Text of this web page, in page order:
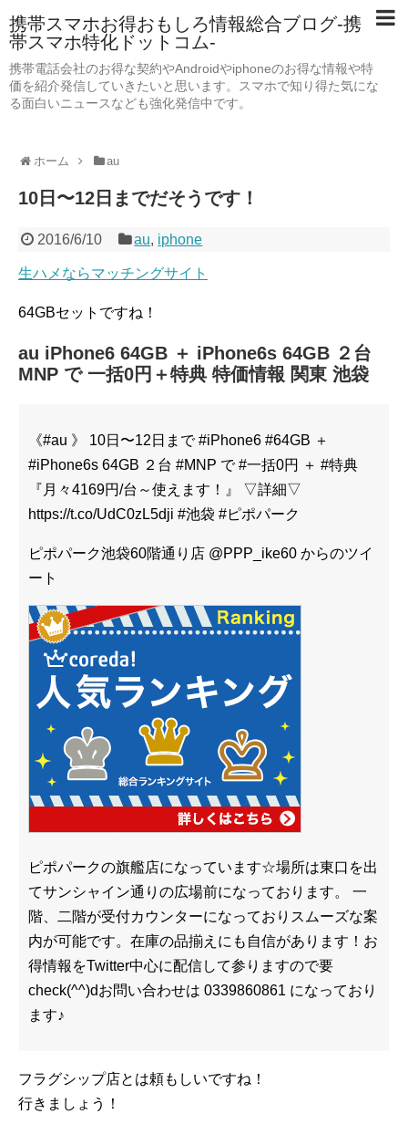
携帯スマホお得おもしろ情報総合ブログ-携
帯スマホ特化ドットコム-
携帯電話会社のお得な契約やAndroidやiphoneのお得な情報や特
価を紹介発信していきたいと思います。スマホで知り得た気にな
る面白いニュースなども強化発信中です。
ホーム au
10日〜12日までだそうです！
2016/6/10 au, iphone
生ハメならマッチングサイト
64GBセットですね！
au iPhone6 64GB ＋ iPhone6s 64GB ２台
MNP で 一括0円＋特典 特価情報 関東 池袋
《#au 》 10日〜12日まで #iPhone6 #64GB ＋
#iPhone6s 64GB ２台 #MNP で #一括0円 ＋ #特典
『月々4169円/台～使えます！』 ▽詳細▽
https://t.co/UdC0zL5dji #池袋 #ピポパーク
ピポパーク池袋60階通り店 @PPP_ike60 からのツイ
ート
ピポパークの旗艦店になっています☆場所は東口を出
てサンシャイン通りの広場前になっております。 一
階、二階が受付カウンターになっておりスムーズな案
内が可能です。在庫の品揃えにも自信があります！お
得情報をTwitter中心に配信して参りますので要
check(^^)dお問い合わせは 0339860861 になっており
ます♪
フラグシップ店とは頼もしいですね！
行きましょう！